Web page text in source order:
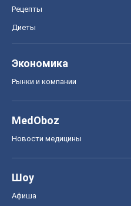
Рецепты
Диеты
Экономика
Рынки и компании
MedOboz
Новости медицины
Шоу
Афиша